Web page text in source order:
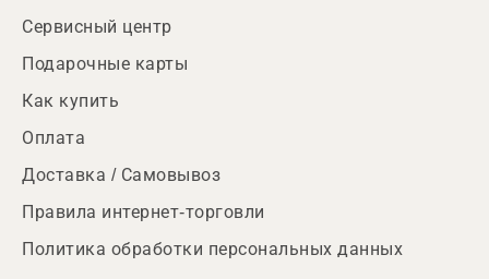
Сервисный центр
Подарочные карты
Как купить
Оплата
Доставка / Самовывоз
Правила интернет-торговли
Политика обработки персональных данных